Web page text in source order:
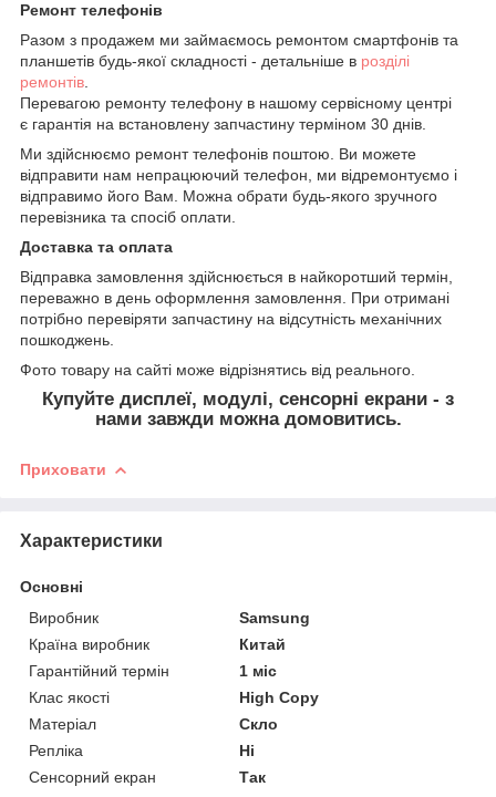
Ремонт телефонів
Разом з продажем ми займаємось ремонтом смартфонів та
планшетів будь-якої складності - детальніше в розділі
ремонтів
Перевагою ремонту телефону в нашому сервісному центрі
є гарантія на встановлену запчастину терміном 30 днів.
Ми здійснюємо ремонт телефонів поштою. Ви можете
відправити нам непрацюючий телефон, ми відремонтуємо і
відправимо його Вам. Можна обрати будь-якого зручного
перевізника та спосіб оплати.
Доставка та оплата
Відправка замовлення здійснюється в найкоротший термін,
переважно в день оформлення замовлення. При отримані
потрібно перевіряти запчастину на відсутність механічних
пошкоджень.
Фото товару на сайті може відрізнятись від реального.
Купуйте дисплеї, модулі, сенсорні екрани - з
нами завжди можна домовитись.
Приховати
Характеристики
Основні
Виробник
Samsung
Країна виробник
Китай
Гарантійний термін
1 міс
Клас якості
High Copy
Матеріал
Скло
Репліка
Ні
Сенсорний екран
Так